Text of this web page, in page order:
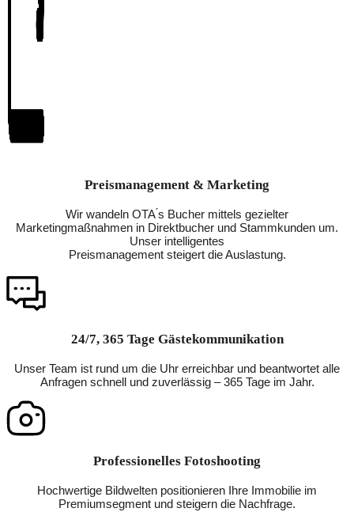
Preismanagement & Marketing
Wir wandeln OTA ́s Bucher mittels gezielter
Marketingmaßnahmen in Direktbucher und Stammkunden um.
Unser intelligentes
Preismanagement steigert die Auslastung.
24/7, 365 Tage Gästekommunikation
Unser Team ist rund um die Uhr erreichbar und beantwortet alle
Anfragen schnell und zuverlässig – 365 Tage im Jahr.
Professionelles Fotoshooting
Hochwertige Bildwelten positionieren Ihre Immobilie im
Premiumsegment und steigern die Nachfrage.